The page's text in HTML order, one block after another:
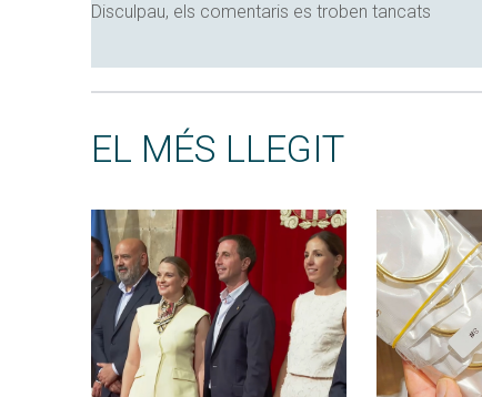
Disculpau, els comentaris es troben tancats
EL MÉS LLEGIT